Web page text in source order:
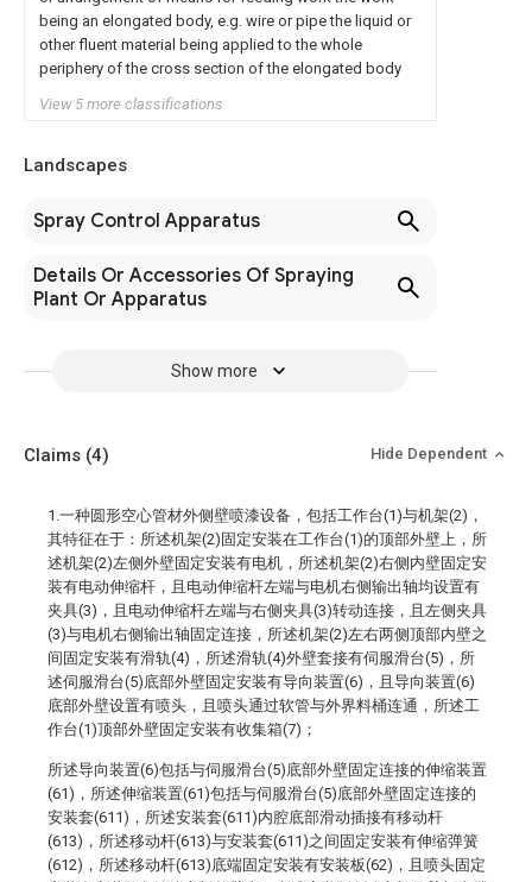
being an elongated body, e.g. wire or pipe the liquid or
other fluent material being applied to the whole
periphery of the cross section of the elongated body
View 5 more classifications
Landscapes
Spray Control Apparatus
Details Or Accessories Of Spraying
Plant Or Apparatus
Show more
Claims (4) Hide Dependent
1.一种圆形空心管材外侧壁喷漆设备，包括工作台(1)与机架(2)，
其特征在于：所述机架(2)固定安装在工作台(1)的顶部外壁上，所
述机架(2)左侧外壁固定安装有电机，所述机架(2)右侧内壁固定安
装有电动伸缩杆，且电动伸缩杆左端与电机右侧输出轴均设置有
夹具(3)，且电动伸缩杆左端与右侧夹具(3)转动连接，且左侧夹具
(3)与电机右侧输出轴固定连接，所述机架(2)左右两侧顶部内壁之
间固定安装有滑轨(4)，所述滑轨(4)外壁套接有伺服滑台(5)，所
述伺服滑台(5)底部外壁固定安装有导向装置(6)，且导向装置(6)
底部外壁设置有喷头，且喷头通过软管与外界料桶连通，所述工
作台(1)顶部外壁固定安装有收集箱(7)；
所述导向装置(6)包括与伺服滑台(5)底部外壁固定连接的伸缩装置
(61)，所述伸缩装置(61)包括与伺服滑台(5)底部外壁固定连接的
安装套(611)，所述安装套(611)内腔底部滑动插接有移动杆
(613)，所述移动杆(613)与安装套(611)之间固定安装有伸缩弹簧
(612)，所述移动杆(613)底端固定安装有安装板(62)，且喷头固定